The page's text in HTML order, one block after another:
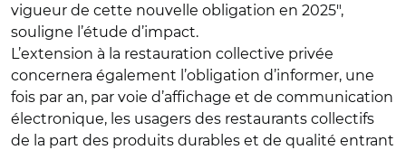
vigueur de cette nouvelle obligation en 2025",
souligne l’étude d’impact.
L’extension à la restauration collective privée
concernera également l’obligation d’informer, une
fois par an, par voie d’affichage et de communication
électronique, les usagers des restaurants collectifs
de la part des produits durables et de qualité entrant